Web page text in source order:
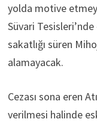
yolda motive
Süvari
sakatlığı süren
alamayacak.
Cezası sona eren
verilmesi halinde